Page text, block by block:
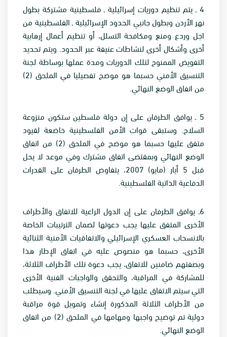
4 ـ يتم تنظيم دوريات إسرائيلية ـ فلسطينية مشتركة بطول
نهر الأردن وبطول جانبي الحدود الإسرائيلية ـ الفلسطينية من
اجل وردع ومنع ومكافحة التسلل، أو تنظيم أعمال إرهابية
أخرى وأشكال أخرى لنشاطات عنيفة عبر الحدود. ويتم تحديد
التفويض الممنوح لتلك الدوريات ومدة عملها بوساطة لجنة
التنسيق الأمني حسبما هو موضح تفصيليا في الملحق (2)
من اتفاق الوضع النهائي.
5 ـ يوافق الطرفان على إن دولة فلسطين ستكون منزوعة
السلاح. وستبقى قوات الأمن الفلسطينية خاضعة لقيود
متفق عليها حسبما هو موضح في الملحق (2) من اتفاق
الوضع النهائي وبمقتضى اتفاق مشترك وفي موعد لا يحل
قبل 5 أيار (مايو) 2007، يتفاوض الطرفان على القدرات
الدفاعية الذاتية الفلسطينية.
6ـ يوافق الطرفان على إن الدول الراعية للاتفاق والأطراف
الأخرى المتفق عليها يجب دعوتها لضمان الترتيبات الخاصة
بالانسحاب العسكري الإسرائيلي والاتفاقيات الأمنية الثنائية
الأخرى، حسبما هو منصوص عليه في اتفاق الإطار هذا
وبصفتهم ضامنين للاتفاق، يجب دعوة تلك الأطراف الثلاثة،
للمشاركة في المراقبة، والتحقق والواجبات الفنية الأخرى
التي سيتم الاتفاق عليها في لجنة التنسيق الأمني. وسيطلب
من الأطراف الثلاثة المذكورة إنشاء وتمويل قوة مراقبة
دولية تم توضيح واجبها ومهامها في الملحق (2) من اتفاق
الوضع النهائي.